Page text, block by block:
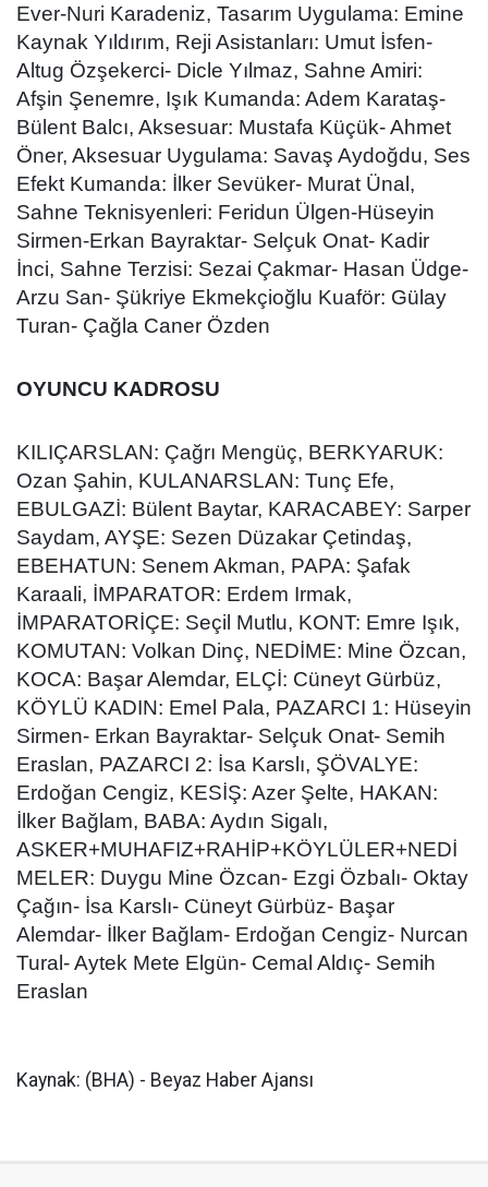
Ever-Nuri Karadeniz, Tasarım Uygulama: Emine
Kaynak Yıldırım, Reji Asistanları: Umut İsfen-
Altug Özşekerci- Dicle Yılmaz, Sahne Amiri:
Afşin Şenemre, Işık Kumanda: Adem Karataş-
Bülent Balcı, Aksesuar: Mustafa Küçük- Ahmet
Öner, Aksesuar Uygulama: Savaş Aydoğdu, Ses
Efekt Kumanda: İlker Sevüker- Murat Ünal,
Sahne Teknisyenleri: Feridun Ülgen-Hüseyin
Sirmen-Erkan Bayraktar- Selçuk Onat- Kadir
İnci, Sahne Terzisi: Sezai Çakmar- Hasan Üdge-
Arzu San- Şükriye Ekmekçioğlu Kuaför: Gülay
Turan- Çağla Caner Özden
OYUNCU KADROSU
KILIÇARSLAN: Çağrı Mengüç, BERKYARUK:
Ozan Şahin, KULANARSLAN: Tunç Efe,
EBULGAZİ: Bülent Baytar, KARACABEY: Sarper
Saydam, AYŞE: Sezen Düzakar Çetindaş,
EBEHATUN: Senem Akman, PAPA: Şafak
Karaali, İMPARATOR: Erdem Irmak,
İMPARATORİÇE: Seçil Mutlu, KONT: Emre Işık,
KOMUTAN: Volkan Dinç, NEDİME: Mine Özcan,
KOCA: Başar Alemdar, ELÇİ: Cüneyt Gürbüz,
KÖYLÜ KADIN: Emel Pala, PAZARCI 1: Hüseyin
Sirmen- Erkan Bayraktar- Selçuk Onat- Semih
Eraslan, PAZARCI 2: İsa Karslı, ŞÖVALYE:
Erdoğan Cengiz, KESİŞ: Azer Şelte, HAKAN:
İlker Bağlam, BABA: Aydın Sigalı,
ASKER+MUHAFIZ+RAHİP+KÖYLÜLER+NEDİ
MELER: Duygu Mine Özcan- Ezgi Özbalı- Oktay
Çağın- İsa Karslı- Cüneyt Gürbüz- Başar
Alemdar- İlker Bağlam- Erdoğan Cengiz- Nurcan
Tural- Aytek Mete Elgün- Cemal Aldıç- Semih
Eraslan
Kaynak: (BHA) - Beyaz Haber Ajansı